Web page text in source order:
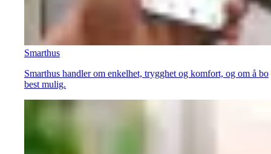
Smarthus
Smarthus handler om enkelhet, trygghet og komfort, og om å bo
best mulig.